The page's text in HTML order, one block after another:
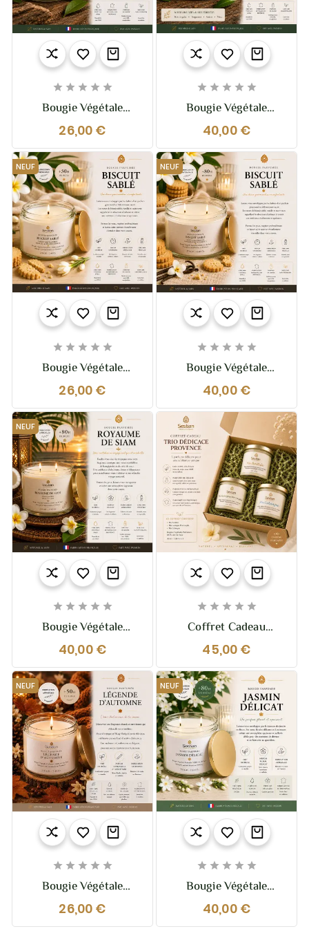
    
Bougie Végétale
Parfumée Bois De
Gaïac Bergamote 210g
– Fraîcheur Boisée &
Sophistiquée
26,00 €
    
Bougie Végétale
Parfumée Bois De
Gaïac Bergamote XL –
370g – 2 Mèches
40,00 €
NEUF
    
Bougie Végétale
Parfumée Biscuit Sablé
210g – Gourmandise
Chaleureuse Et Vanillée
26,00 €
NEUF
    
Bougie Végétale
Parfumée Biscuit Sablé
XL – 370g – 2 Mèches
40,00 €
NEUF
    
Bougie Végétale
Parfumée Royaume De
Siam XL – 370g – 2
Mèches
40,00 €
    
Coffret Cadeau
Bougies Provence –
Trio Dédicace Provence
| Sestian Nature Et
Senteurs
45,00 €
NEUF
    
Bougie Végétale
Parfumée Légende
D’Automne 210g –
26,00 €
NEUF
    
Bougie Végétale
Parfumée Jasmin
Délicat XL – 370g – 2
40,00 €